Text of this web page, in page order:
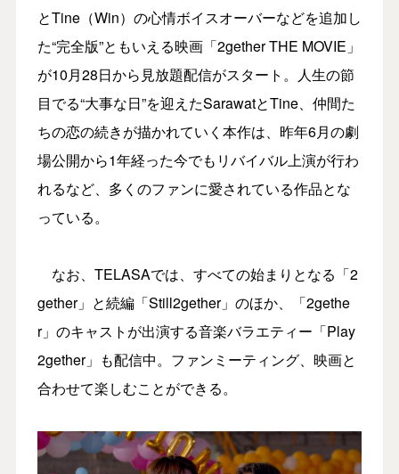
とTine（Win）の心情ボイスオーバーなどを追加し
た“完全版”ともいえる映画「2gether THE MOVIE」
が10月28日から見放題配信がスタート。人生の節
目でる“大事な日”を迎えたSarawatとTine、仲間た
ちの恋の続きが描かれていく本作は、昨年6月の劇
場公開から1年経った今でもリバイバル上演が行わ
れるなど、多くのファンに愛されている作品とな
っている。
なお、TELASAでは、すべての始まりとなる「2
gether」と続編「Still2gether」のほか、「2gethe
r」のキャストが出演する音楽バラエティー「Play
2gether」も配信中。ファンミーティング、映画と
合わせて楽しむことができる。